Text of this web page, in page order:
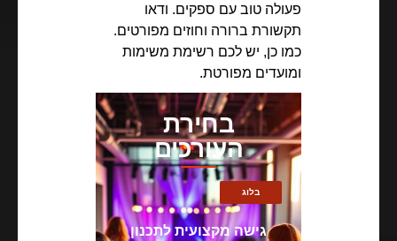
פעולה טוב עם ספקים. ודאו
תקשורת ברורה וחוזים מפורטים.
כמו כן, יש לכם רשימת משימות
ומועדים מפורטת.
בחירת
העורכים
בלוג
גישה מקצועית לתכנון